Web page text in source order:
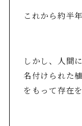
これから約半
しかし、人間
名付けられた
をもって存在